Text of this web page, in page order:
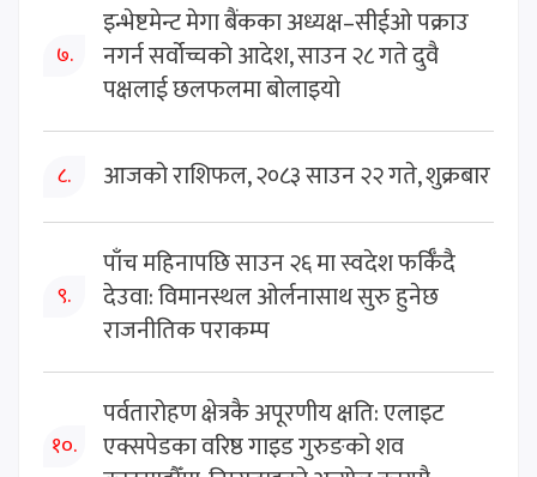
७.
इन्भेष्टमेन्ट मेगा बैंकका अध्यक्ष–सीईओ पक्राउ
नगर्न सर्वोच्चको आदेश, साउन २८ गते दुवै
पक्षलाई छलफलमा बोलाइयो
८. आजको राशिफल, २०८३ साउन २२ गते, शुक्रबार
९.
पाँच महिनापछि साउन २६ मा स्वदेश फर्किँदै
देउवा: विमानस्थल ओर्लनासाथ सुरु हुनेछ
राजनीतिक पराकम्प
१०.
पर्वतारोहण क्षेत्रकै अपूरणीय क्षति: एलाइट
एक्सपेडका वरिष्ठ गाइड गुरुङको शव